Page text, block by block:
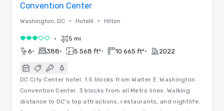
Convention Center
Washington, DC • Hotelli • Hilton
3 / 5 • 5 mi
6• 388• 5 568 ft²• 10 665 ft²• 2022
DC City Center hotel. 1.5 blocks from Walter E. Washington
Convention Center. 3 blocks from all Metro lines. Walking
distance to DC's top attractions, restaurants, and nightlife.